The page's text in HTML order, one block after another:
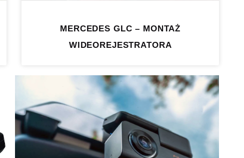
MERCEDES GLC – MONTAŻ
WIDEOREJESTRATORA